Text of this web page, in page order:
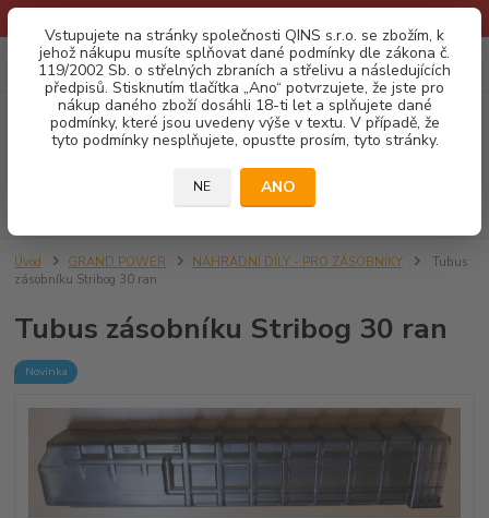
Vstupujete na stránky společnosti QINS s.r.o. se zbožím, k
jehož nákupu musíte splňovat dané podmínky dle zákona č.
119/2002 Sb. o střelných zbraních a střelivu a následujících
předpisů. Stisknutím tlačítka „Ano“ potvrzujete, že jste pro
nákup daného zboží dosáhli 18-ti let a splňujete dané
podmínky, které jsou uvedeny výše v textu. V případě, že
tyto podmínky nesplňujete, opusťte prosím, tyto stránky.
NE ANO
Menu
CZK 0
za0,00 Kč
Úvod GRAND POWER NÁHRADNÍ DÍLY - PRO ZÁSOBNÍKY
Tubus
zásobníku Stribog 30 ran
Tubus zásobníku Stribog 30 ran
Novinka